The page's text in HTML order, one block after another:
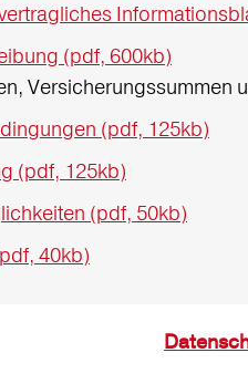
(pdf, 600kb)
Versicherungssummen
(pdf, 125kb)
(pdf, 125kb)
(pdf, 50kb)
40kb)